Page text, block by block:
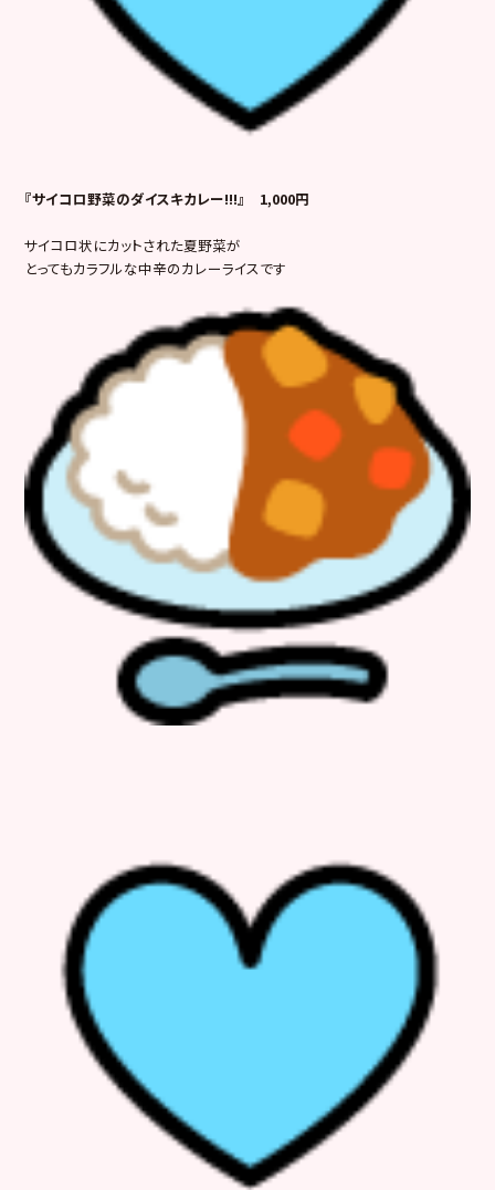
『サイコロ野菜のダイスキカレー!!!』 1,000円
サイコロ状にカットされた夏野菜が
とってもカラフルな中辛のカレーライスです